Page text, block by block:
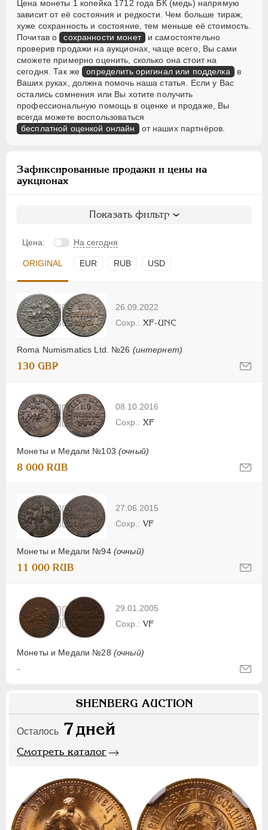
Цена монеты 1 копейка 1712 года БК (медь) напрямую
зависит от её состояния и редкости. Чем больше тираж,
хуже сохранность и состояние, тем меньше её стоимость.
Почитав о сохранности монет и самостоятельно
проверив продажи на аукционах, чаще всего, Вы сами
сможете примерно оценить, сколько она стоит на
сегодня. Так же определить оригинал или подделка в
Ваших руках, должна помочь наша статья. Если у Вас
остались сомнения или Вы хотите получить
профессиональную помощь в оценке и продаже, Вы
всегда можете воспользоваться
бесплатной оценкой онлайн от наших партнёров.
Зафиксированные продажи и цены на
аукционах
Показать фильтр
Цена: На сегодня
ORIGINAL EUR RUB USD
26.09.2022
Roma Numismatics Ltd. №26 (интернет)
XF-UNC
130 GBP
08.10.2016
Монеты и Медали №103 (очный)
XF
8 000 RUB
27.06.2015
Монеты и Медали №94 (очный)
VF
11 000 RUB
29.01.2005
Монеты и Медали №28 (очный)
VF
-
SHENBERG AUCTION
Осталось 7дней
Смотреть каталог